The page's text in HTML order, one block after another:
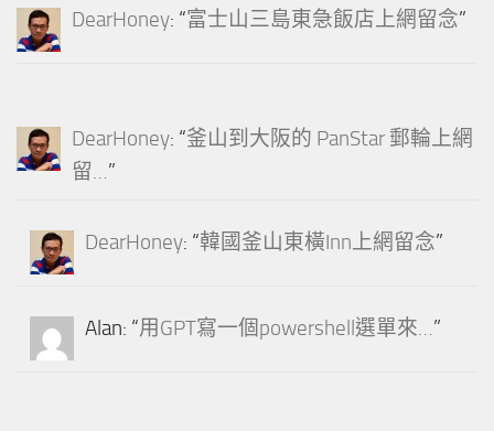
DearHoney: “富士山三島東急飯店上網留念”
DearHoney: “釜山到大阪的 PanStar 郵輪上網
留…”
DearHoney: “韓國釜山東橫Inn上網留念”
Alan: “用GPT寫一個powershell選單來…”